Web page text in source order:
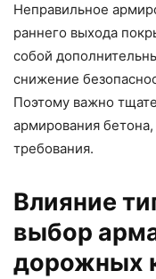
Неправильное
раннего выхода
собой
снижение
Поэтому важно
армирования
требования.
Влияние
выбор
дорожных